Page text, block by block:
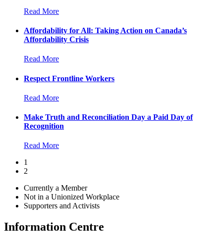
Read More
Affordability for All: Taking Action on Canada’s
Affordability Crisis
Read More
Respect Frontline Workers
Read More
Make Truth and Reconciliation Day a Paid Day of
Recognition
Read More
1
2
Currently a Member
Not in a Unionized Workplace
Supporters and Activists
Information Centre